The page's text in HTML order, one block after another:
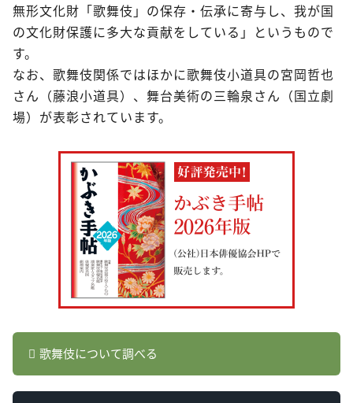
無形文化財「歌舞伎」の保存・伝承に寄与し、我が国
の文化財保護に多大な貢献をしている」というもので
す。
なお、歌舞伎関係ではほかに歌舞伎小道具の宮岡哲也
さん（藤浪小道具）、舞台美術の三輪泉さん（国立劇
場）が表彰されています。
歌舞伎について調べる